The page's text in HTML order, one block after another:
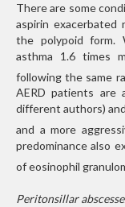
There are some
aspirin exacerbated
the polypoid form.
asthma 1.6 times
following the same
AERD patients are
different authors)
and a more
predominance also
of eosinophil
Peritonsillar